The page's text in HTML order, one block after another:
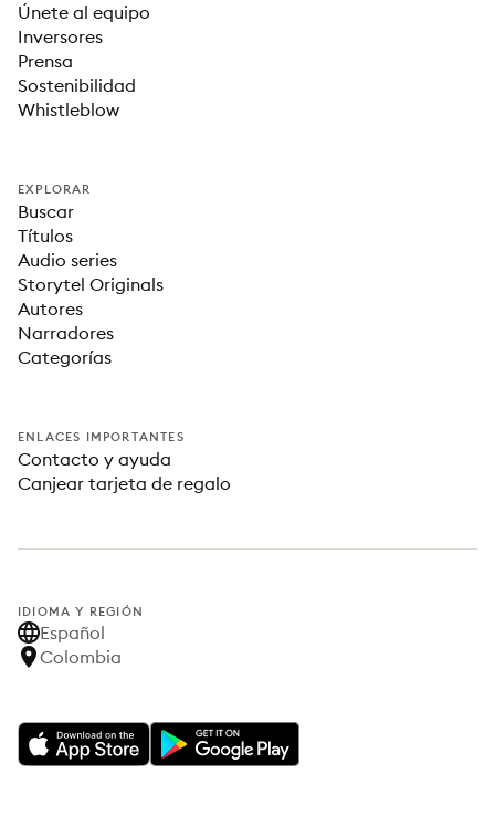
Únete al equipo
Inversores
Prensa
Sostenibilidad
Whistleblow
EXPLORAR
Buscar
Títulos
Audio series
Storytel Originals
Autores
Narradores
Categorías
ENLACES IMPORTANTES
Contacto y ayuda
Canjear tarjeta de regalo
IDIOMA Y REGIÓN
Español
Colombia